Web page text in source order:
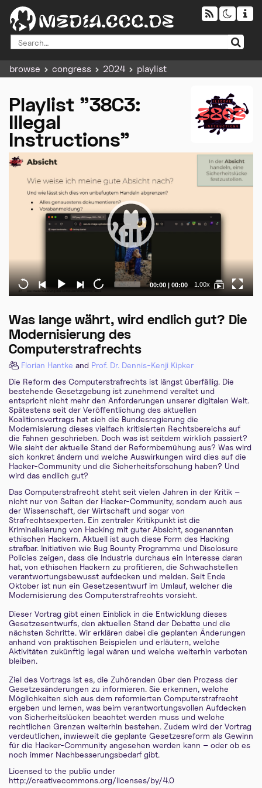
browse congress 2024 playlist
Playlist "38C3:
Illegal
Instructions"
Video
Player
Current
00:00 | Total
00:00 1.00x
Was lange währt, wird endlich gut? Die
Modernisierung des
Computerstrafrechts
Florian Hantke and Prof. Dr. Dennis-Kenji Kipker
Die Reform des Computerstrafrechts ist längst überfällig. Die
bestehende Gesetzgebung ist zunehmend veraltet und
entspricht nicht mehr den Anforderungen unserer digitalen Welt.
Spätestens seit der Veröffentlichung des aktuellen
Koalitionsvertrags hat sich die Bundesregierung die
Modernisierung dieses vielfach kritisierten Rechtsbereichs auf
die Fahnen geschrieben. Doch was ist seitdem wirklich passiert?
Wie sieht der aktuelle Stand der Reformbemühung aus? Was wird
sich konkret ändern und welche Auswirkungen wird dies auf die
Hacker-Community und die Sicherheitsforschung haben? Und
wird das endlich gut?
Das Computerstrafrecht steht seit vielen Jahren in der Kritik –
nicht nur von Seiten der Hacker-Community, sondern auch aus
der Wissenschaft, der Wirtschaft und sogar von
Strafrechtsexperten. Ein zentraler Kritikpunkt ist die
Kriminalisierung von Hacking mit guter Absicht, sogenannten
ethischen Hackern. Aktuell ist auch diese Form des Hacking
strafbar. Initiativen wie Bug Bounty Programme und Disclosure
Policies zeigen, dass die Industrie durchaus ein Interesse daran
hat, von ethischen Hackern zu profitieren, die Schwachstellen
verantwortungsbewusst aufdecken und melden. Seit Ende
Oktober ist nun ein Gesetzesentwurf im Umlauf, welcher die
Modernisierung des Computerstrafrechts vorsieht.
Dieser Vortrag gibt einen Einblick in die Entwicklung dieses
Gesetzesentwurfs, den aktuellen Stand der Debatte und die
nächsten Schritte. Wir erklären dabei die geplanten Änderungen
anhand von praktischen Beispielen und erläutern, welche
Aktivitäten zukünftig legal wären und welche weiterhin verboten
bleiben.
Ziel des Vortrags ist es, die Zuhörenden über den Prozess der
Gesetzesänderungen zu informieren. Sie erkennen, welche
Möglichkeiten sich aus dem reformierten Computerstrafrecht
ergeben und lernen, was beim verantwortungsvollen Aufdecken
von Sicherheitslücken beachtet werden muss und welche
rechtlichen Grenzen weiterhin bestehen. Zudem wird der Vortrag
verdeutlichen, inwieweit die geplante Gesetzesreform als Gewinn
für die Hacker-Community angesehen werden kann – oder ob es
noch immer Nachbesserungsbedarf gibt.
Licensed to the public under
http://creativecommons.org/licenses/by/4.0